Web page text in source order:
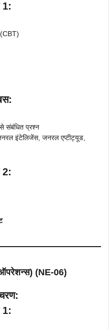
संबंधित प्रश्न
इंटेलिजेंस, जनरल एप्टीट्यूड,
(NE-06)
चरण: